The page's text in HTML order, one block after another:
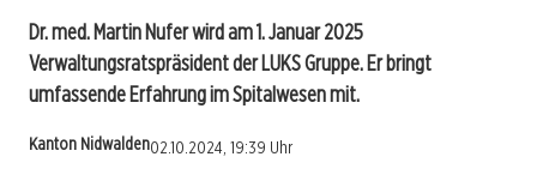
Dr. med. Martin Nufer wird am 1. Januar 2025
Verwaltungsratspräsident der LUKS Gruppe. Er bringt
umfassende Erfahrung im Spitalwesen mit.
Kanton Nidwalden02.10.2024, 19:39 Uhr